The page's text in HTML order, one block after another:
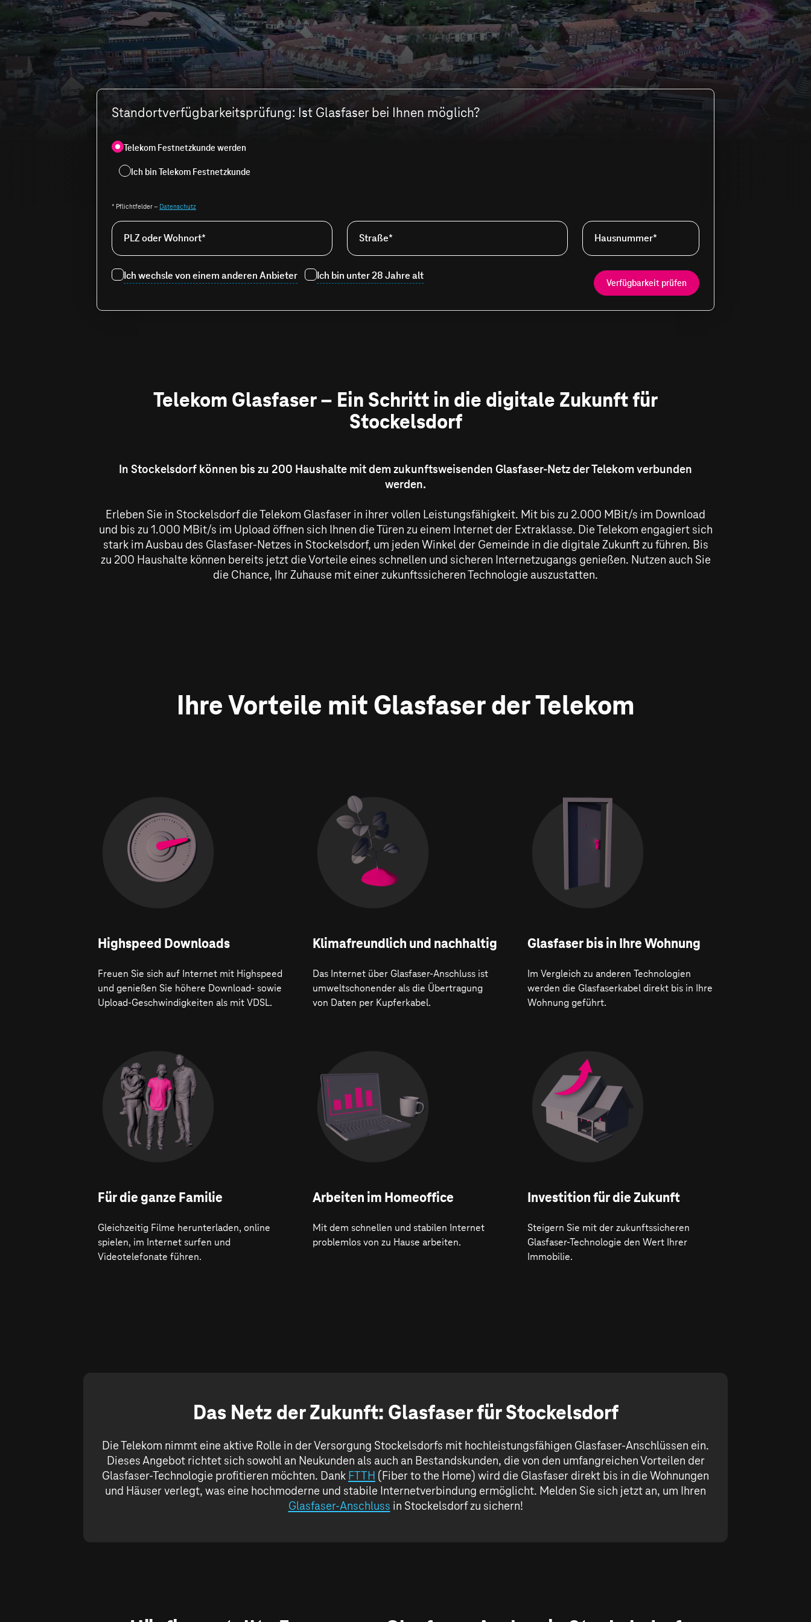
Standortverfügbarkeitsprüfung: Ist Glasfaser bei Ihnen möglich?
Telekom Festnetzkunde werden
Ich bin Telekom Festnetzkunde
* Pflichtfelder – Datenschutz
PLZ oder Wohnort* Straße* Hausnummer*
Ich wechsle von einem anderen Anbieter Ich bin unter 28 Jahre alt
Verfügbarkeit prüfen
Telekom Glasfaser – Ein Schritt in die digitale Zukunft für
Stockelsdorf
In Stockelsdorf können bis zu 200 Haushalte mit dem zukunftsweisenden Glasfaser-Netz der Telekom verbunden
werden.
Erleben Sie in Stockelsdorf die Telekom Glasfaser in ihrer vollen Leistungsfähigkeit. Mit bis zu 2.000 MBit/s im Download
und bis zu 1.000 MBit/s im Upload öffnen sich Ihnen die Türen zu einem Internet der Extraklasse. Die Telekom engagiert sich
stark im Ausbau des Glasfaser-Netzes in Stockelsdorf, um jeden Winkel der Gemeinde in die digitale Zukunft zu führen. Bis
zu 200 Haushalte können bereits jetzt die Vorteile eines schnellen und sicheren Internetzugangs genießen. Nutzen auch Sie
die Chance, Ihr Zuhause mit einer zukunftssicheren Technologie auszustatten.
Ihre Vorteile mit Glasfaser der Telekom
Highspeed Downloads
Freuen Sie sich auf Internet mit Highspeed
und genießen Sie höhere Download- sowie
Upload-Geschwindigkeiten als mit VDSL.
Klima­freundlich und nachhaltig
Das Internet über Glasfaser-Anschluss ist
umweltschonender als die Übertragung
von Daten per Kupferkabel.
Glasfaser bis in Ihre Wohnung
Im Vergleich zu anderen Technologien
werden die Glasfaserkabel direkt bis in Ihre
Wohnung geführt.
Für die ganze Familie
Gleichzeitig Filme herunterladen, online
spielen, im Internet surfen und
Videotelefonate führen.
Arbeiten im Homeoffice
Mit dem schnellen und stabilen Internet
problemlos von zu Hause arbeiten.
Investition für die Zukunft
Steigern Sie mit der zukunftssicheren
Glasfaser-Technologie den Wert Ihrer
Immobilie.
Das Netz der Zukunft: Glasfaser für Stockelsdorf
Die Telekom nimmt eine aktive Rolle in der Versorgung Stockelsdorfs mit hochleistungsfähigen Glasfaser-Anschlüssen ein.
Dieses Angebot richtet sich sowohl an Neukunden als auch an Bestandskunden, die von den umfangreichen Vorteilen der
Glasfaser-Technologie profitieren möchten. Dank FTTH (Fiber to the Home) wird die Glasfaser direkt bis in die Wohnungen
und Häuser verlegt, was eine hochmoderne und stabile Internetverbindung ermöglicht. Melden Sie sich jetzt an, um Ihren
Glasfaser-Anschluss in Stockelsdorf zu sichern!